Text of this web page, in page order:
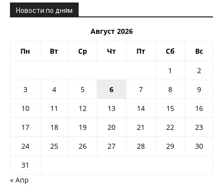
Новости по дням
Август 2026
Пн Вт Ср Чт Пт Сб Вс
1
2
3
4 5 6 7 8
9
10
11 12 13 14 15
16
17
18 19 20 21 22
23
24
25 26 27 28 29
30
31
« Апр